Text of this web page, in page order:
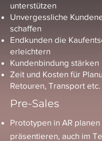
unterstützen
Unvergessliche
schaffen
Endkunden die
erleichtern
Kundenbindung stärken
Zeit und Kosten für
Retouren, Transport
Pre-Sales
Prototypen in AR planen
präsentieren, auch im